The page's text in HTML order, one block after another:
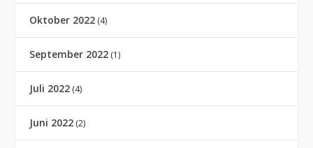
Oktober 2022 (4)
September 2022 (1)
Juli 2022 (4)
Juni 2022 (2)